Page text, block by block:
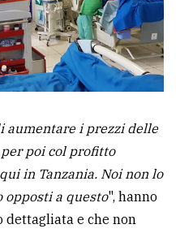
aumentare i prezzi delle
poi col profitto
in Tanzania. Noi non lo
opposti a questo", hanno
e che non